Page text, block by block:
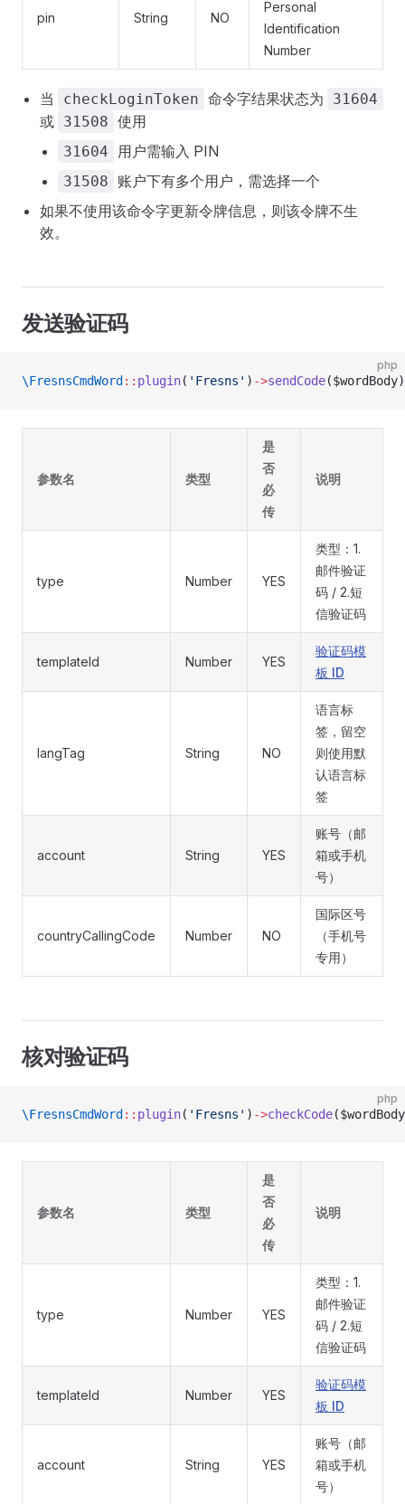
pin String NO
Personal
Identification
Number
当 checkLoginToken 命令字结果状态为 31604
或 31508 使用
31604 用户需输入 PIN
31508
账户下有多个用户，需选择一个
如果不使用该命令字更新令牌信息，则该令牌不生
效。
发送验证码
php
\FresnsCmdWord :: plugin( 'Fresns' ) ->sendCode
参数名 类型
是
否
必
传
说明
type Number YES
类型：1.
邮件验证
码 / 2.短
信验证码
templateId Number YES
验证码模
板 ID
langTag String NO
语言标
签，留空
则使用默
认语言标
签
account String YES
账号（邮
箱或手机
号）
countryCallingCode Number NO
国际区号
（手机号
专用）
核对验证码
php
\FresnsCmdWord :: plugin( 'Fresns' ) ->checkCode
参数名 类型
是
否
必
传
说明
type Number YES
类型：1.
邮件验证
码 / 2.短
信验证码
templateId Number YES
验证码模
板 ID
account String YES
账号（邮
箱或手机
号）